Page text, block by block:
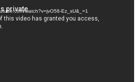
watch?v=jvO58-Ez_sU&_=1